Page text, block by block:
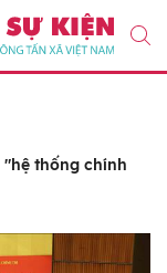
"hệ thống chính